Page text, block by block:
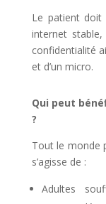
Le patient doit
internet
confidentialité
et d’un micro.
Qui peut
?
Tout le monde
s’agisse de :
Adultes